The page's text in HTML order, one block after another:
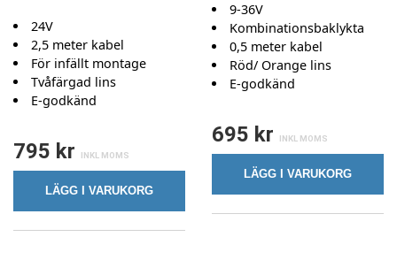
24V
2,5 meter kabel
För infällt montage
Tvåfärgad lins
E-godkänd
795 kr
LÄGG I VARUKORG
9-36V
Kombinationsbaklykta
0,5 meter kabel
Röd/ Orange lins
E-godkänd
695 kr
LÄGG I VARUKORG